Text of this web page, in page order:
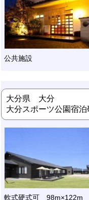
公共施設
大分県 大分
大分スポーツ公園宿
軟式硬式可 98m×122m